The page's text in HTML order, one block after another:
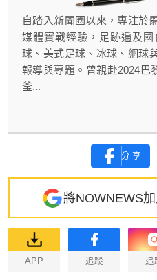
自踏入新聞圈以來，專注於
媒體實戰經驗，足跡遍及
球、美式足球、冰球、網球
報導與專題。曾親赴2024巴
釜...
分享
將NOWNEWS
APP 追蹤 追